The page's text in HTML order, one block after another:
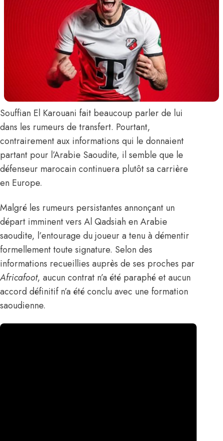
Souffian El Karouani fait beaucoup parler de lui
dans les rumeurs de transfert. Pourtant,
contrairement aux informations qui le donnaient
partant pour l’Arabie Saoudite, il semble que le
défenseur marocain continuera plutôt sa carrière
en Europe.
Malgré les rumeurs persistantes annonçant un
départ imminent vers Al Qadsiah en Arabie
saoudite, l’entourage du joueur a tenu à démentir
formellement toute signature. Selon des
informations recueillies auprès de ses proches par
Africafoot, aucun contrat n’a été paraphé et aucun
accord définitif n’a été conclu avec une formation
saoudienne.